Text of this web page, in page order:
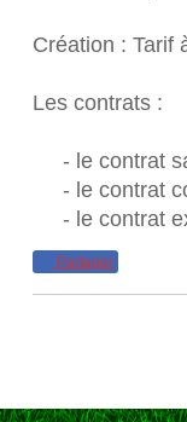
Création : Tarif
Les contrats :
- le contrat
- le contrat
- le contrat
Partager